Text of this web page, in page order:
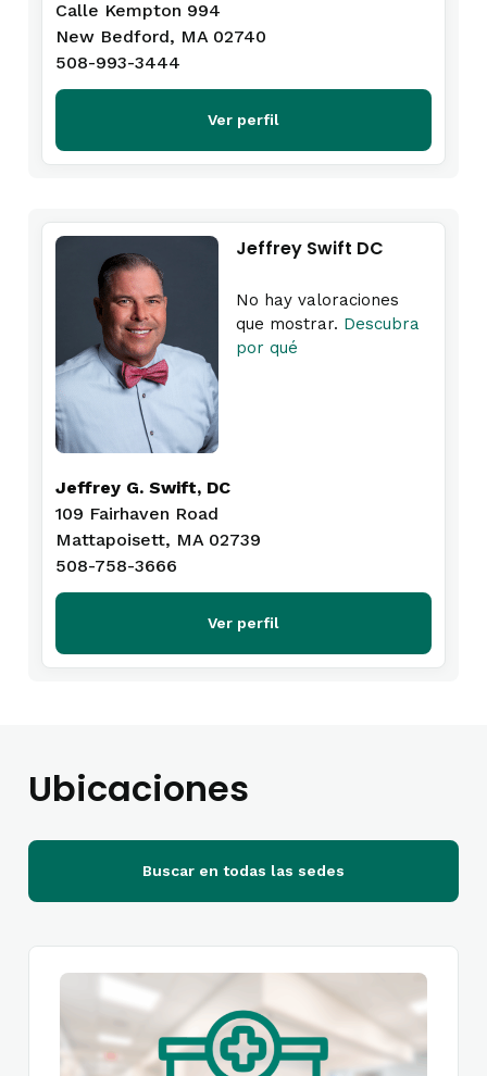
Calle Kempton 994
New Bedford, MA 02740
508-993-3444
Ver perfil
Jeffrey Swift DC
No hay valoraciones
que mostrar. Descubra
por qué
Jeffrey G. Swift, DC
109 Fairhaven Road
Mattapoisett, MA 02739
508-758-3666
Ver perfil
Ubicaciones
Buscar en todas las sedes